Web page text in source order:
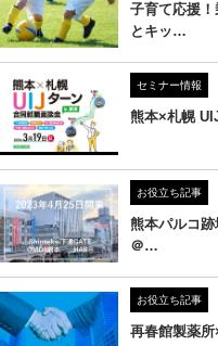
子育て応援
とキッ…
セミナー情報
熊本×札幌
お役立ち記事
熊本パルコ
＠…
お役立ち記事
再春館製薬